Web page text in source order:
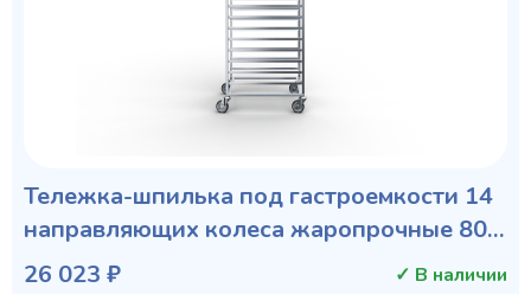
Тележка-шпилька под гастроемкости 14
направляющих колеса жаропрочные 80
мм
26 023 ₽ ✓ В наличии